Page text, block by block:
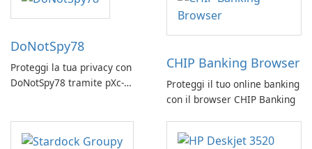
DoNotSpy78
Proteggi la tua privacy con
DoNotSpy78 tramite pXc-
CHIP Banking Browser
Proteggi il tuo online banking
con il browser CHIP Banking